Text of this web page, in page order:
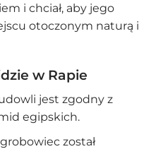
i chciał, aby jego
otoczonym naturą i
w Rapie
jest zgodny z
egipskich.
został